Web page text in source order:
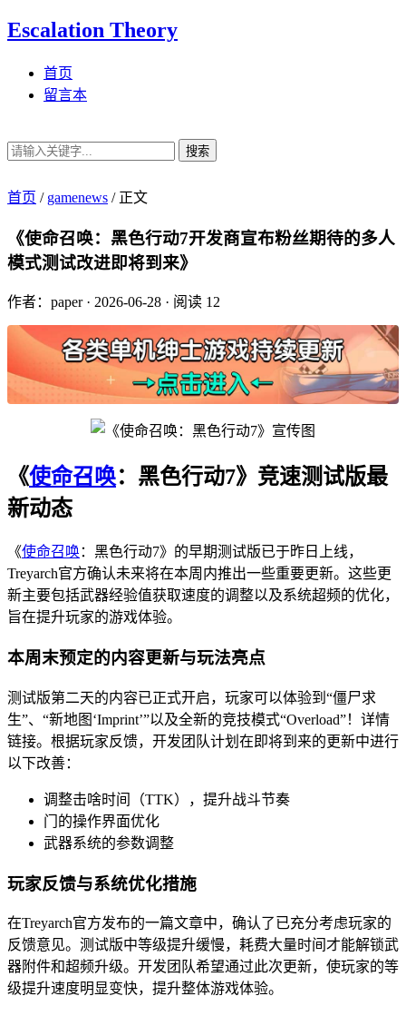
Escalation Theory
首页
留言本
搜索
首页 / gamenews /正文
《使命召唤：黑色行动7开发商宣布粉丝期待的多人
模式测试改进即将到来》
作者：paper· 2026-06-28 · 阅读 12
《使命召唤：黑色行动7》竞速测试版最
新动态
《使命召唤 ：黑色行动7》的早期测试版已于昨日上线，
Treyarch官方确认未来将在本周内推出一些重要更新。这些更
新主要包括武器经验值获取速度的调整以及系统超频的优化，
旨在提升玩家的游戏体验。
本周末预定的内容更新与玩法亮点
测试版第二天的内容已正式开启，玩家可以体验到“僵尸求
生”、“新地图‘Imprint’”以及全新的竞技模式“Overload”！详情
链接。根据玩家反馈，开发团队计划在即将到来的更新中进行
以下改善：
调整击啥时间（TTK），提升战斗节奏
门的操作界面优化
武器系统的参数调整
玩家反馈与系统优化措施
在Treyarch官方发布的一篇文章中，确认了已充分考虑玩家的
反馈意见。测试版中等级提升缓慢，耗费大量时间才能解锁武
器附件和超频升级。开发团队希望通过此次更新，使玩家的等
级提升速度明显变快，提升整体游戏体验。